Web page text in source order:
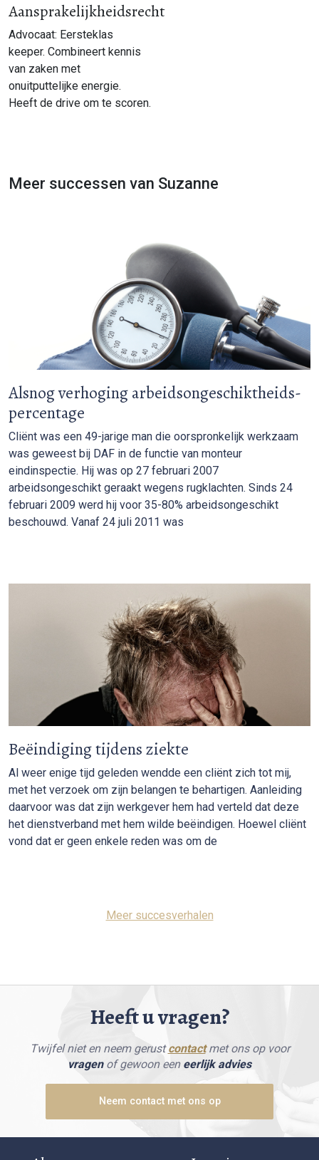
Aansprakelijkheidsrecht
Advocaat: Eersteklas
keeper. Combineert kennis
van zaken met
onuitputtelijke energie.
Heeft de drive om te scoren.
Meer successen van Suzanne
Alsnog verhoging arbeidsongeschiktheids-
percentage
Cliënt was een 49-jarige man die oorspronkelijk werkzaam
was geweest bij DAF in de functie van monteur
eindinspectie. Hij was op 27 februari 2007
arbeidsongeschikt geraakt wegens rugklachten. Sinds 24
februari 2009 werd hij voor 35-80% arbeidsongeschikt
beschouwd. Vanaf 24 juli 2011 was
Beëindiging tijdens ziekte
Al weer enige tijd geleden wendde een cliënt zich tot mij,
met het verzoek om zijn belangen te behartigen. Aanleiding
daarvoor was dat zijn werkgever hem had verteld dat deze
het dienstverband met hem wilde beëindigen. Hoewel cliënt
vond dat er geen enkele reden was om de
Meer succesverhalen
Heeft u vragen?
Twijfel niet en neem gerustcontactmet ons op voor
vragenof gewoon een eerlijk advies
Neem contact met ons op